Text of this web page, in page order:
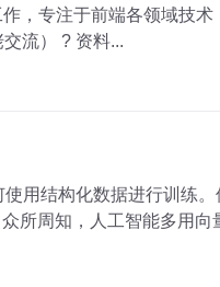
一起加油呀！ ? 优质专栏：AI相关最新技术分享（目前在向AI方向发展，欢迎大佬交流） ? 资料...
用结构化数据进行训练。